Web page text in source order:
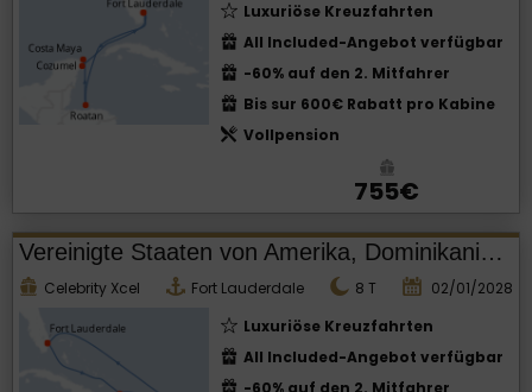
Luxuriöse Kreuzfahrten
All Included-Angebot verfügbar
-60% auf den 2. Mitfahrer
Bis sur 600€ Rabatt pro Kabine
Vollpension
755€
Vereinigte Staaten von Amerika, Dominikanische Republik
Celebrity Xcel Fort Lauderdale 8 T
02/01/2028
Luxuriöse Kreuzfahrten
All Included-Angebot verfügbar
-60% auf den 2. Mitfahrer